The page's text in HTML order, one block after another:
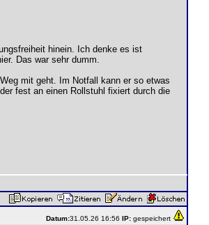
hinein. Ich denke es ist
Das war sehr dumm.
mit geht. Im Notfall kann er so etwas
fest an einen Rollstuhl fixiert durch die
Datum:31.05.26 16:56 IP: gespeichert